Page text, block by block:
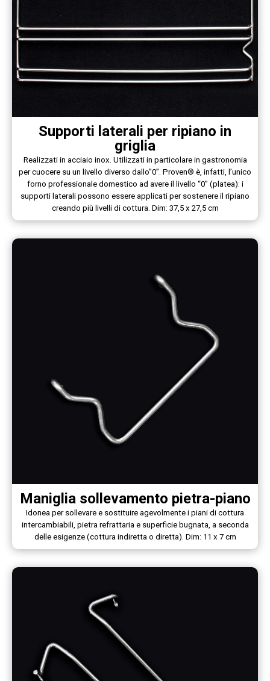
Supporti laterali per ripiano in
griglia
Realizzati in acciaio inox. Utilizzati in particolare in gastronomia
per cuocere su un livello diverso dallo”0”. Proven® è, infatti, l’unico
forno professionale domestico ad avere il livello “0” (platea): i
supporti laterali possono essere applicati per sostenere il ripiano
creando più livelli di cottura. Dim: 37,5 x 27,5 cm
Maniglia sollevamento pietra-piano
Idonea per sollevare e sostituire agevolmente i piani di cottura
intercambiabili, pietra refrattaria e superficie bugnata, a seconda
delle esigenze (cottura indiretta o diretta). Dim: 11 x 7 cm